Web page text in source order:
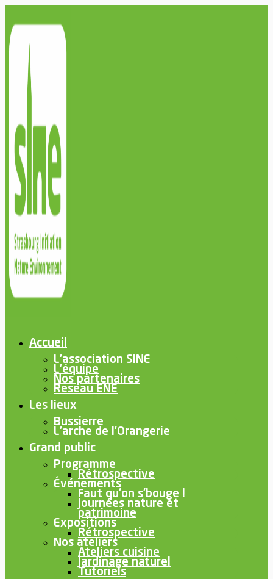
Accueil
L’association SINE
L’équipe
Nos partenaires
Reseau ENE
Les lieux
Bussierre
L’arche de l’Orangerie
Grand public
Programme
Rétrospective
Événements
Faut qu’on s’bouge !
Journées nature et
patrimoine
Expositions
Rétrospective
Nos ateliers
Ateliers cuisine
Jardinage naturel
Tutoriels